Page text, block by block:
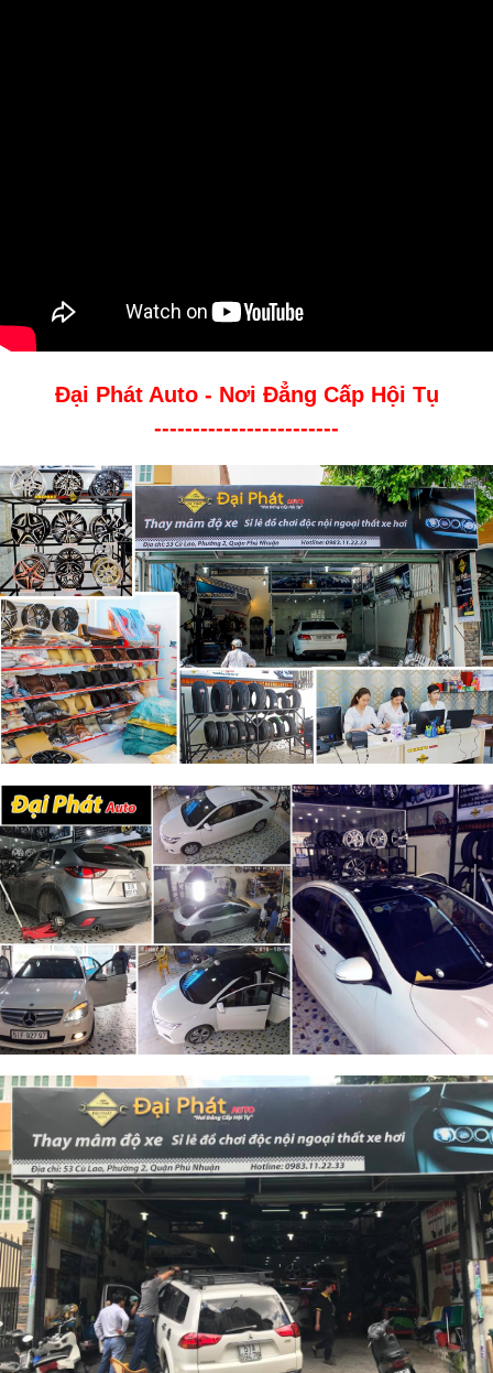
Đại Phát Auto - Nơi Đẳng Cấp Hội Tụ
------------------------